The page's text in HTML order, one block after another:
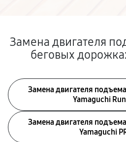
Замена двигателя
беговых
Замена двигателя
Yamaguchi
Замена двигателя
Yamaguchi